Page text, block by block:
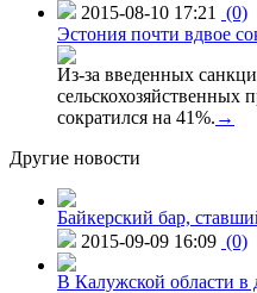
2015-08-10 17:21
(0)
Эстония почти вдвое
Из-за введенных
сельскохозяйственных
сократился на 41%. →
Другие новости
Байкерский бар,
2015-09-09 16:09 (0)
В Калужской области в